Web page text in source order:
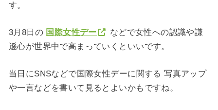
す。
3月8日の 国際女性デー
などで女性への認識や謙
遜心が世界中で高まっていくといいです。
当日にSNSなどで国際女性デーに関する 写真アップ
や一言などを書いて見るとよいかもですね。